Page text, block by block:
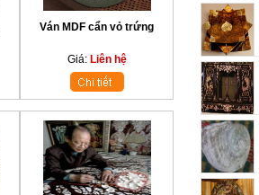
Ván MDF cẩn vỏ trứng
Giá: Liên hệ